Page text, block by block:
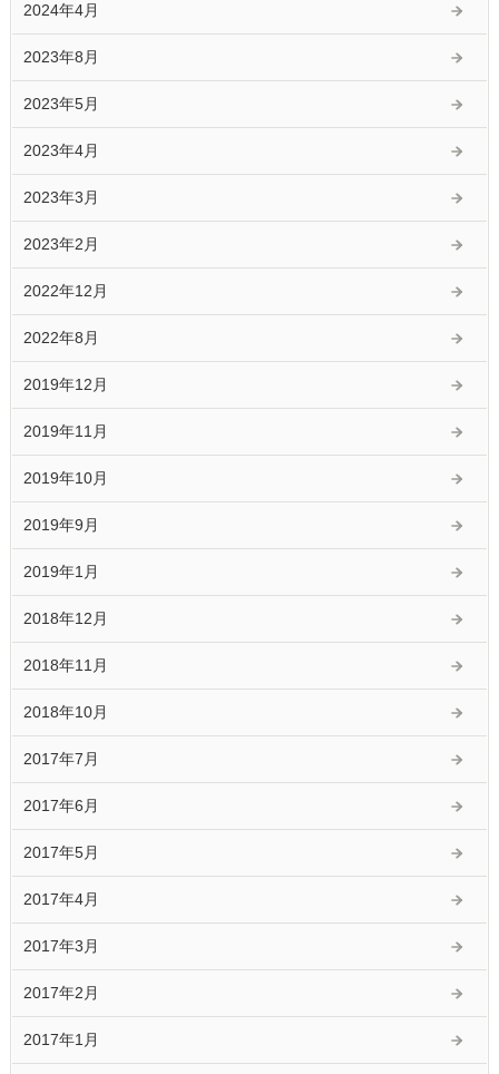
2024年4月
2023年8月
2023年5月
2023年4月
2023年3月
2023年2月
2022年12月
2022年8月
2019年12月
2019年11月
2019年10月
2019年9月
2019年1月
2018年12月
2018年11月
2018年10月
2017年7月
2017年6月
2017年5月
2017年4月
2017年3月
2017年2月
2017年1月